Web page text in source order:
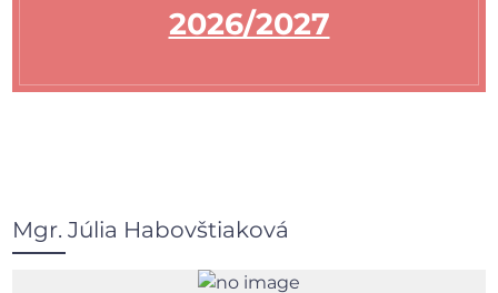
2026/2027
Mgr. Júlia Habovštiaková